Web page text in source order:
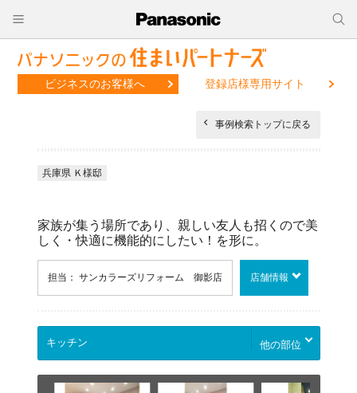
ビジネスのお客様へ 登録店様専用サイト
事例検索トップに戻る
兵庫県 Ｋ様邸
家族が集う場所であり、親しい友人も招くので美
しく・快適に機能的にしたい！を形に。
担当： サンカラーズリフォーム 御影店 店舗情報
他の部位